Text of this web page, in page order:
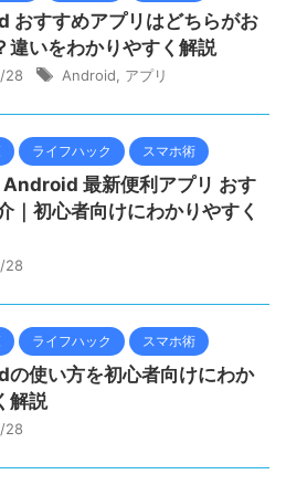
おすすめアプリはどちらがお
違いをわかりやすく解説
28 Android アプリ
ライフハック スマホ術
最新便利アプリ おす
｜初心者向けにわかりやすく
28
ライフハック スマホ術
使い方を初心者向けにわか
解説
28